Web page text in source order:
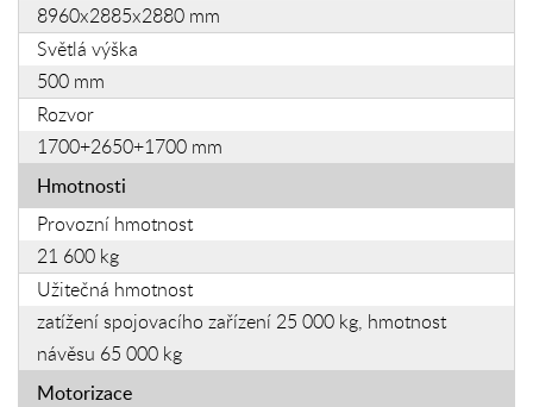
8960x2885x2880 mm
Světlá výška
500 mm
Rozvor
1700+2650+1700 mm
Hmotnosti
Provozní hmotnost
21 600 kg
Užitečná hmotnost
zatížení spojovacího zařízení 25 000 kg, hmotnost
návěsu 65 000 kg
Motorizace